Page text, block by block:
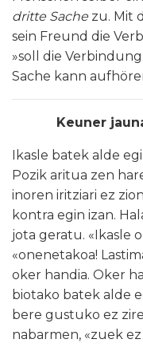
dritte Sache zu. Mit
sein Freund die
»soll die
Sache kann
Keuner
Ikasle batek alde
Pozik aritua zen
inoren iritziari ez
kontra egin izan.
jota geratu. «Ikasle
«onenetakoa!
oker handia. Oker
biotako batek alde
bere gustuko ez
nabarmen, «zuek